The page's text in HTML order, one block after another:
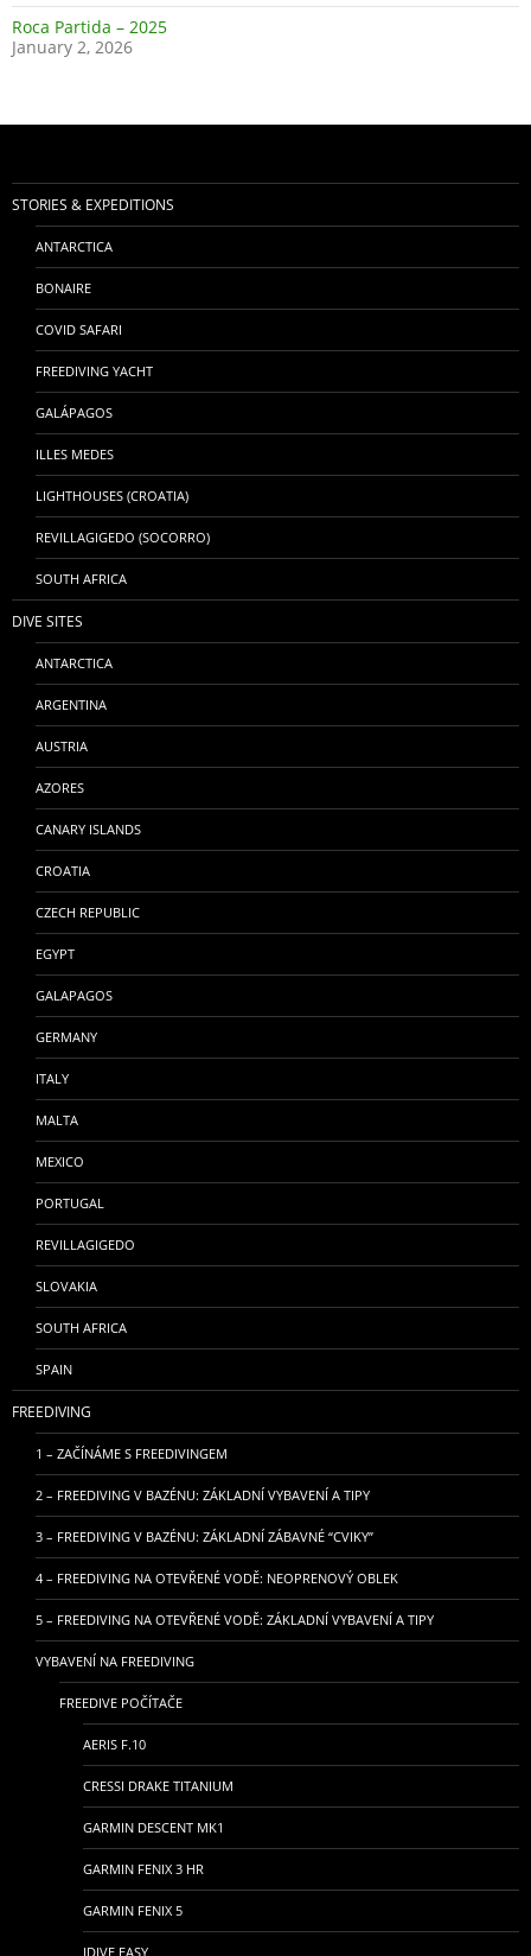
Roca Partida – 2025
January 2, 2026
STORIES & EXPEDITIONS
ANTARCTICA
BONAIRE
COVID SAFARI
FREEDIVING YACHT
GALÁPAGOS
ILLES MEDES
LIGHTHOUSES (CROATIA)
REVILLAGIGEDO (SOCORRO)
SOUTH AFRICA
DIVE SITES
ANTARCTICA
ARGENTINA
AUSTRIA
AZORES
CANARY ISLANDS
CROATIA
CZECH REPUBLIC
EGYPT
GALAPAGOS
GERMANY
ITALY
MALTA
MEXICO
PORTUGAL
REVILLAGIGEDO
SLOVAKIA
SOUTH AFRICA
SPAIN
FREEDIVING
1 – ZAČÍNÁME S FREEDIVINGEM
2 – FREEDIVING V BAZÉNU: ZÁKLADNÍ VYBAVENÍ A TIPY
3 – FREEDIVING V BAZÉNU: ZÁKLADNÍ ZÁBAVNÉ “CVIKY”
4 – FREEDIVING NA OTEVŘENÉ VODĚ: NEOPRENOVÝ OBLEK
5 – FREEDIVING NA OTEVŘENÉ VODĚ: ZÁKLADNÍ VYBAVENÍ A TIPY
VYBAVENÍ NA FREEDIVING
FREEDIVE POČÍTAČE
AERIS F.10
CRESSI DRAKE TITANIUM
GARMIN DESCENT MK1
GARMIN FENIX 3 HR
GARMIN FENIX 5
IDIVE EASY